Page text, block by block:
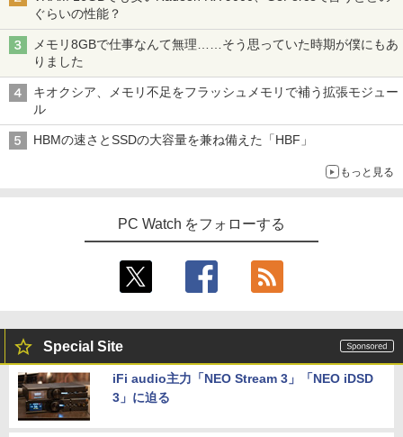
ぐらいの性能？
メモリ8GBで仕事なんて無理……そう思っていた時期が僕にもあ
りました
キオクシア、メモリ不足をフラッシュメモリで補う拡張モジュー
ル
HBMの速さとSSDの大容量を兼ね備えた「HBF」
もっと見る
PC Watch をフォローする
Special Site
iFi audio主力「NEO Stream 3」「NEO iDSD
3」に迫る